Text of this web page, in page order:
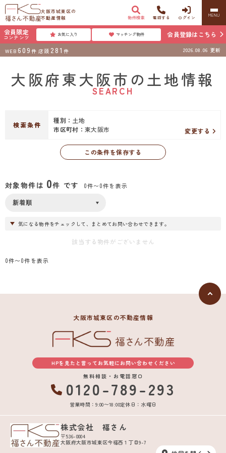
大阪市城東区の
不動産情報
物件検索 電話する ログイン MENU
会員限定
コンテンツ お気に入り マッチング物件 会員登録はこちら
WEB 609 件 店頭 281 件 2026.08.06 更新
大阪府東大阪市の土地情報
SEARCH
検索条件
種別： 土地
市区町村： 東大阪市 変更する
この条件を保存する
対象物件は 0件 です 0件〜0件を表示
気になる物件をチェックして、まとめてお問い合わせできます。
該当する物件がございません
0件〜0件を表示
大阪市城東区の不動産情報
HPを見たと言ってお気軽にお問い合わせください
無料相談・お電話窓口
0120-789-293
営業時間：9:00〜18:00定休日：水曜日
株式会社 福さん
〒536-0004
大阪府大阪市城東区今福西１丁目9-7